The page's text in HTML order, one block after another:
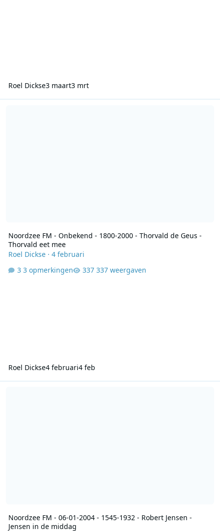
Roel Dickse3 maart3 mrt
Noordzee FM - Onbekend - 1800-2000 - Thorvald de Geus -
Thorvald eet mee
Roel Dickse· 4 februari
3 opmerkingen
337 weergaven
Roel Dickse4 februari4 feb
Noordzee FM - 06-01-2004 - 1545-1932 - Robert Jensen -
Jensen in de middag